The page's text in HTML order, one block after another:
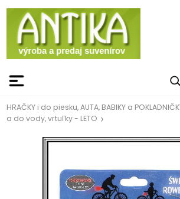
HRAČKY i do piesku, AUTA, BABIKY a
a do vody, vrtuľky - LETO